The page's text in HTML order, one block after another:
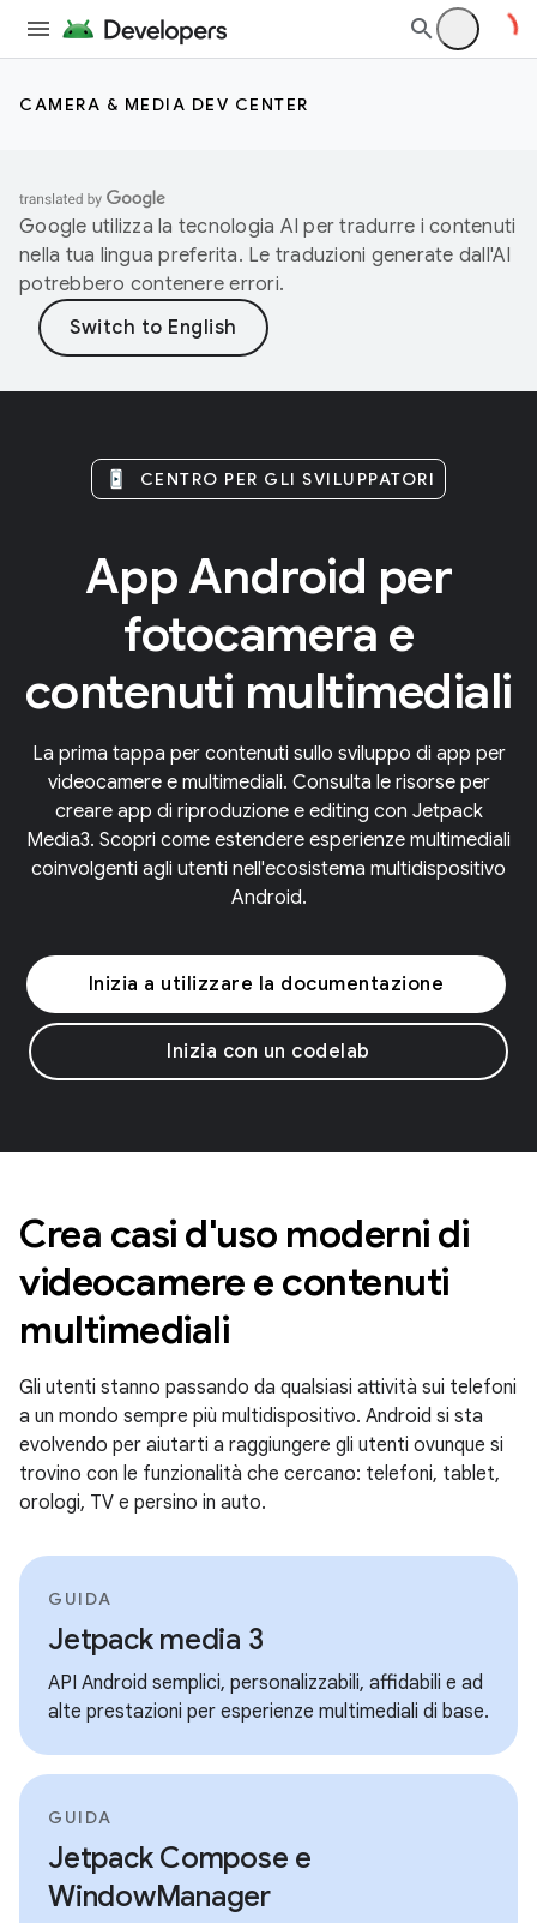
CAMERA & MEDIA DEV CENTER
Google utilizza la tecnologia AI per tradurre i contenuti
nella tua lingua preferita. Le traduzioni generate dall'AI
potrebbero contenere errori.
CENTRO PER GLI SVILUPPATORI
App Android per
fotocamera e
contenuti multimediali
La prima tappa per contenuti sullo sviluppo di app per
videocamere e multimediali. Consulta le risorse per
creare app di riproduzione e editing con Jetpack
Media3. Scopri come estendere esperienze multimediali
coinvolgenti agli utenti nell'ecosistema multidispositivo
Android.
Inizia a utilizzare la documentazione
Inizia con un codelab
Crea casi d'uso moderni di
videocamere e contenuti
multimediali
Gli utenti stanno passando da qualsiasi attività sui telefoni
a un mondo sempre più multidispositivo. Android si sta
evolvendo per aiutarti a raggiungere gli utenti ovunque si
trovino con le funzionalità che cercano: telefoni, tablet,
orologi, TV e persino in auto.
GUIDA
Jetpack media 3
API Android semplici, personalizzabili, affidabili e ad
alte prestazioni per esperienze multimediali di base.
GUIDA
Jetpack Compose e
WindowManager